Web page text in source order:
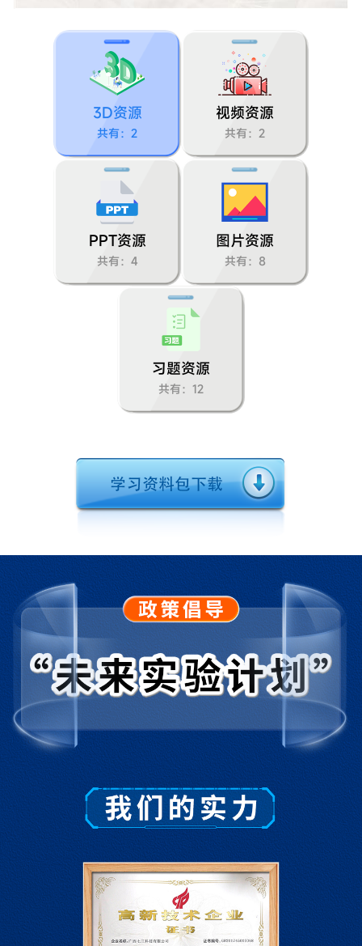
课题2二氧化碳制取的研究
课题3二氧化碳和一氧化碳
实验活动2二氧化碳的实验室制取与性质
第七单元 燃料及其利用
课题1燃烧和灭火
课题2燃料的合理利用与开发
实验活动3燃烧的条件
第一单元 步入化学殿堂
到实验室去：化学实验基本技能训练（一）
第一节运动的水分子
第二节水分子的变化
第三节原子的构成
第四节元素
到实验室去：化学实验基本技能训练（二）
第三单元 溶液
第一节溶液的形成
第二节溶液组成的定量表示
到实验室去：配制一定溶质质量分数的溶液
第四单元 我们周围的空气
第一节空气的成分
第二节物质组成的表示
第三节氧气
3D资源
共有：2
视频资源
共有：2
PPT资源
共有：4
图片资源
共有：8
习题资源
共有：12